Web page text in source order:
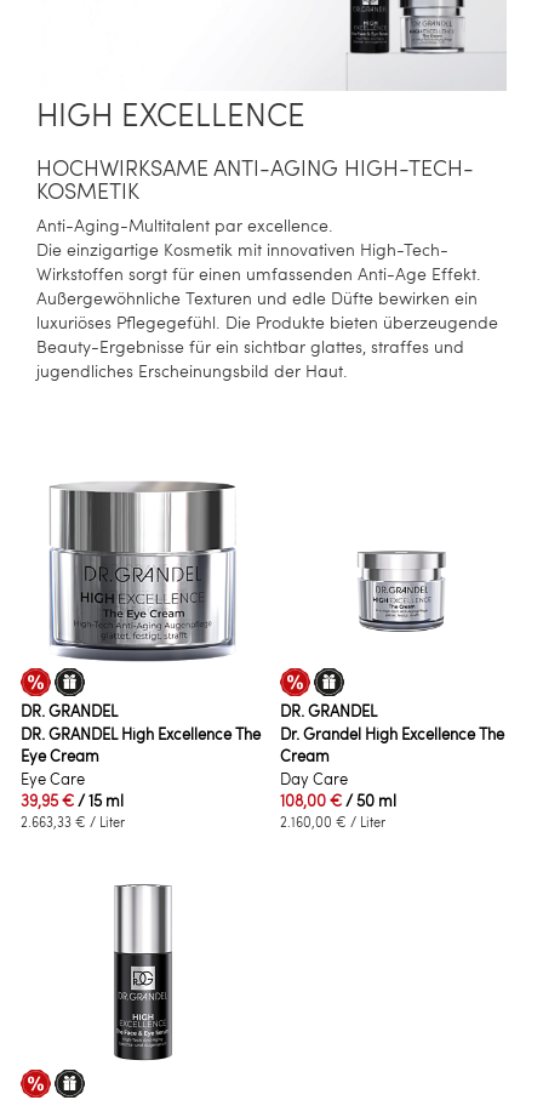
HIGH EXCELLENCE
HOCHWIRKSAME ANTI-AGING HIGH-TECH-
KOSMETIK
Anti-Aging-Multitalent par excellence.
Die einzigartige Kosmetik mit innovativen High-Tech-
Wirkstoffen sorgt für einen umfassenden Anti-Age Effekt.
Außergewöhnliche Texturen und edle Düfte bewirken ein
luxuriöses Pflegegefühl. Die Produkte bieten überzeugende
Beauty-Ergebnisse für ein sichtbar glattes, straffes und
jugendliches Erscheinungsbild der Haut.
DR. GRANDEL
DR. GRANDEL High Excellence The
Eye Cream
Eye Care
39,95 €/ 15 ml
2.663,33 € / Liter
DR. GRANDEL
Dr. Grandel High Excellence The
Cream
Day Care
108,00 €/ 50 ml
2.160,00 € / Liter